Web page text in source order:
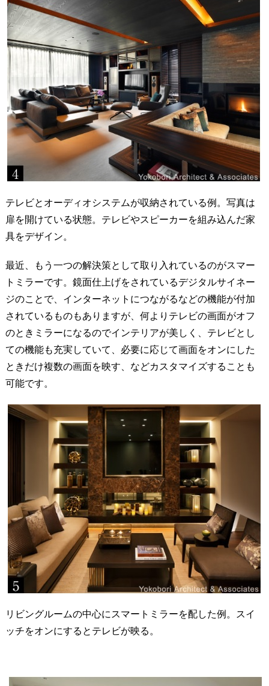
テレビとオーディオシステムが収納されている例。写真は
扉を開けている状態。テレビやスピーカーを組み込んだ家
具をデザイン。
最近、もう一つの解決策として取り入れているのがスマー
トミラーです。鏡面仕上げをされているデジタルサイネー
ジのことで、インターネットにつながるなどの機能が付加
されているものもありますが、何よりテレビの画面がオフ
のときミラーになるのでインテリアが美しく、テレビとし
ての機能も充実していて、必要に応じて画面をオンにした
ときだけ複数の画面を映す、などカスタマイズすることも
可能です。
リビングルームの中心にスマートミラーを配した例。スイ
ッチをオンにするとテレビが映る。